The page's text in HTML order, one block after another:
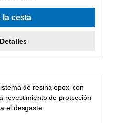
la cesta
Detalles